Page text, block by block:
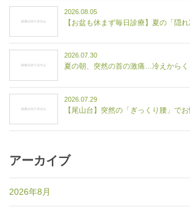
2026.08.05
【お盆も休まず毎日診療】夏の「隠
2026.07.30
夏の朝、突然の首の激痛…冷えからく
2026.07.29
【尾山台】突然の「ぎっくり腰」で
アーカイブ
2026年8月